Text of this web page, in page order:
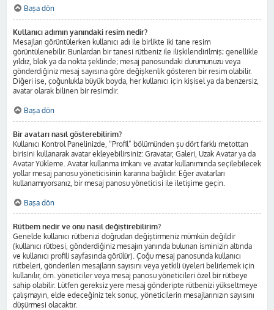
Başa dön
Kullanıcı adımın yanındaki resim nedir?
Mesajları görüntülerken kullanıcı adı ile birlikte iki tane resim
görüntülenebilir. Bunlardan bir tanesi rütbeniz ile ilişkilendirilmiş; genellikle
yıldız, blok ya da nokta şeklinde; mesaj panosundaki durumunuzu veya
gönderdiğiniz mesaj sayısına göre değişkenlik gösteren bir resim olabilir.
Diğeri ise, çoğunlukla büyük boyda, her kullanıcı için kişisel ya da benzersiz,
avatar olarak bilinen bir resimdir.
Başa dön
Bir avatarı nasıl gösterebilirim?
Kullanıcı Kontrol Panelinizde, “Profil” bölümünden şu dört farklı metottan
birisini kullanarak avatar ekleyebilirsiniz: Gravatar, Galeri, Uzak Avatar ya da
Avatar Yükleme. Avatar kullanma imkanı ve avatar kullanımında seçilebilecek
yollar mesaj panosu yöneticisinin kararına bağlıdır. Eğer avatarları
kullanamıyorsanız, bir mesaj panosu yöneticisi ile iletişime geçin.
Başa dön
Rütbem nedir ve onu nasıl değiştirebilirim?
Genelde kullanıcı rütbenizi doğrudan değiştirmeniz mümkün değildir
(kullanıcı rütbesi, gönderdiğiniz mesajın yanında bulunan isminizin altında
ve kullanıcı profili sayfasında görülür). Çoğu mesaj panosunda kullanıcı
rütbeleri, gönderilen mesajların sayısını veya yetkili üyeleri belirlemek için
kullanılır, örn. yöneticiler veya mesaj panosu yöneticileri özel bir rütbeye
sahip olabilir. Lütfen gereksiz yere mesaj gönderipte rütbenizi yükseltmeye
çalışmayın, elde edeceğiniz tek sonuç, yöneticilerin mesajlarınızın sayısını
düşürmesi olacaktır.